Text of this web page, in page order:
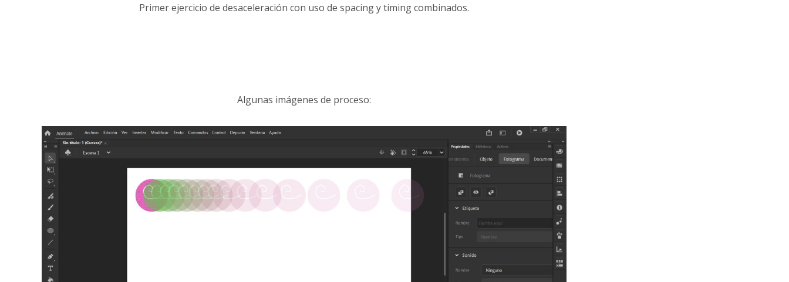
Primer ejercicio de desaceleración con uso de spacing y timing combinados.
Algunas imágenes de proceso: